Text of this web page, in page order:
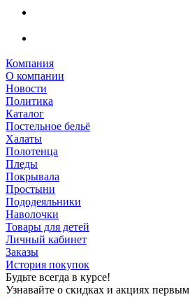
Компания
О компании
Новости
Политика
Каталог
Постельное бельё
Халаты
Полотенца
Пледы
Покрывала
Простыни
Пододеяльники
Наволочки
Товары для детей
Личный кабинет
Заказы
История покупок
Будьте всегда в курсе!
Узнавайте о скидках и акциях первым